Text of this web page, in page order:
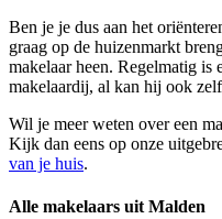
Ben je je dus aan het
graag op de huizenmarkt
makelaar heen. Regelmatig is
makelaardij, al kan hij ook
Wil je meer weten over een
Kijk dan eens op onze
van je huis.
Alle makelaars uit Malden